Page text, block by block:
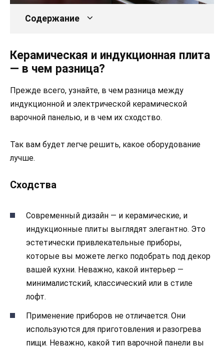
Содержание
Керамическая и индукционная плита
— в чем разница?
Прежде всего, узнайте, в чем разница между
индукционной и электрической керамической
варочной панелью, и в чем их сходство.
Так вам будет легче решить, какое оборудование
лучше.
Сходства
Современный дизайн — и керамические, и
индукционные плиты выглядят элегантно. Это
эстетически привлекательные приборы,
которые вы можете легко подобрать под декор
вашей кухни. Неважно, какой интерьер —
минималистский, классический или в стиле
лофт.
Применение приборов не отличается. Они
используются для приготовления и разогрева
пищи. Неважно, какой тип варочной панели вы